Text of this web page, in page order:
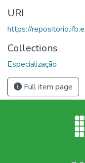
URI
https://
Collections
Especialização
Full item page